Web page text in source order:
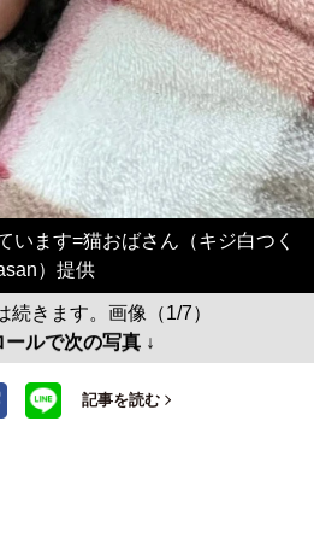
います=猫おばさん（キジ白つく
）提供
続きます。画像（1/7）
ールで次の写真 ↓
記事を読む